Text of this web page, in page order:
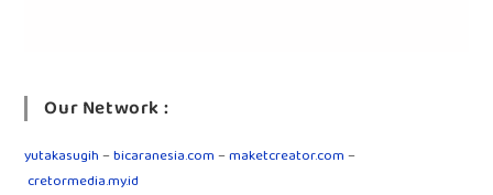
Our Network :
yutakasugih–bicaranesia.com–maketcreator.com–
cretormedia.my.id